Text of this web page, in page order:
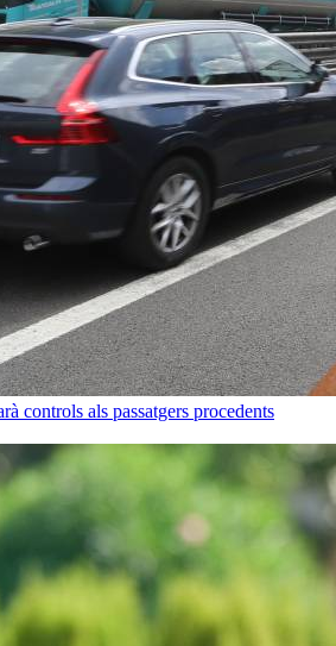
controls als passatgers procedents